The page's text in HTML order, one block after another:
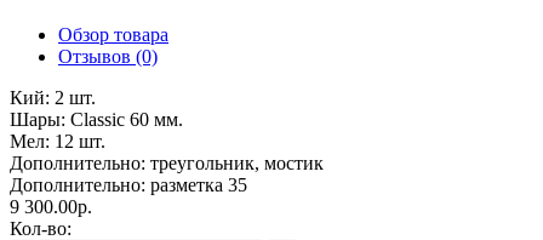
Обзор товара
Отзывов (0)
Кий: 2 шт.
Шары: Classic 60 мм.
Мел: 12 шт.
Дополнительно: треугольник, мостик
Дополнительно: разметка 35
9 300.00р.
Кол-во: